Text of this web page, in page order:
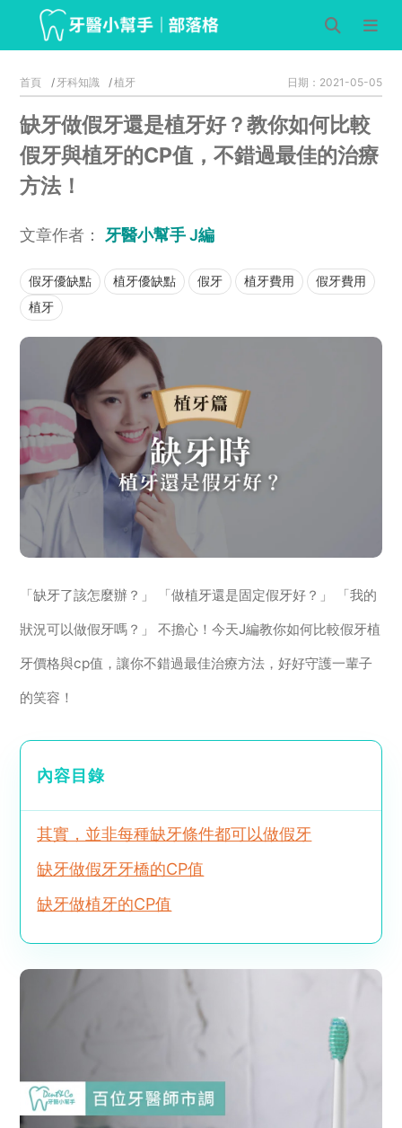
首頁 牙科知識 植牙 日期：2021-05-05
缺牙做假牙還是植牙好？教你如何比較
假牙與植牙的CP值，不錯過最佳的治療
方法！
文章作者： 牙醫小幫手 J編
假牙優缺點 植牙優缺點 假牙 植牙費用
假牙費用
植牙
「缺牙了該怎麼辦？」 「做植牙還是固定假牙好？」 「我的
狀況可以做假牙嗎？」 不擔心！今天J編教你如何比較假牙植
牙價格與cp值，讓你不錯過最佳治療方法，好好守護一輩子
的笑容！
內容目錄
其實，並非每種缺牙條件都可以做假牙
缺牙做假牙牙橋的CP值
缺牙做植牙的CP值